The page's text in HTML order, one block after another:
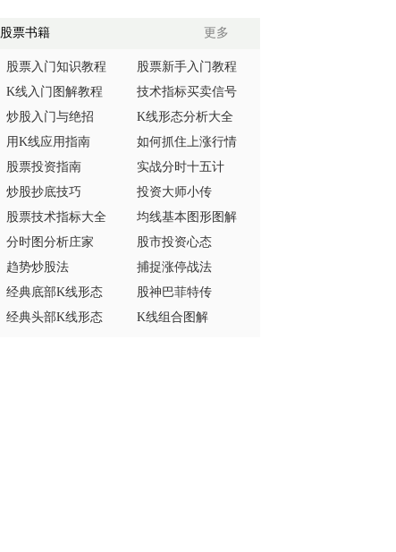
股票书籍 更多
股票入门知识教程
K线入门图解教程
炒股入门与绝招
用K线应用指南
股票投资指南
炒股抄底技巧
股票技术指标大全
分时图分析庄家
趋势炒股法
经典底部K线形态
经典头部K线形态
股票新手入门教程
技术指标买卖信号
K线形态分析大全
如何抓住上涨行情
实战分时十五计
投资大师小传
均线基本图形图解
股市投资心态
捕捉涨停战法
股神巴菲特传
K线组合图解